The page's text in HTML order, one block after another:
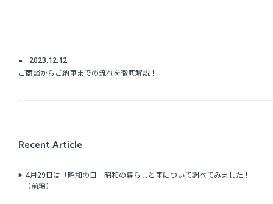
2023.12.12
ご商談からご納車までの流れを徹底解説！
Recent Article
4月29日は「昭和の日」昭和の暮らしと車について調べてみました！
（前編）